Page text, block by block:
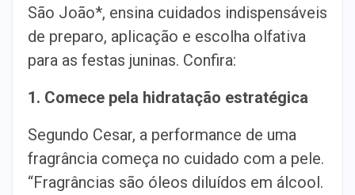
São João*, ensina cuidados indispensáveis
de preparo, aplicação e escolha olfativa
para as festas juninas. Confira:
1. Comece pela hidratação estratégica
Segundo Cesar, a performance de uma
fragrância começa no cuidado com a pele.
“Fragrâncias são óleos diluídos em álcool.